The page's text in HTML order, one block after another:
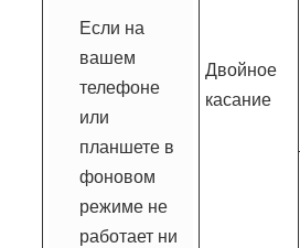
Если на
вашем
телефоне
или
планшете в
фоновом
режиме не
работает ни
Двойное
касание